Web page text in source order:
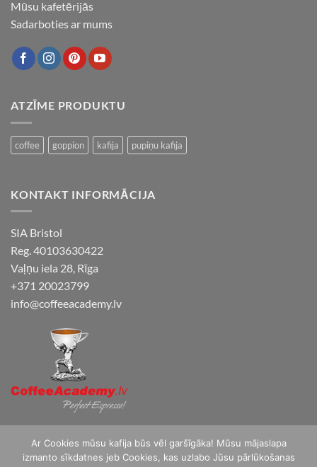
Mūsu kafetērijās
Sadarboties ar mums
ATZĪME PRODUKTU
coffee goppion kafija pupiņu kafija
KONTAKT INFORMĀCIJA
SIA Bristol
Reg. 40103630422
Vaļņu iela 28, Rīga
+371 20023799
info@coffeeacademy.lv
Ar Cookies mūsu kafija būs vēl garšīgāka! Mūsu mājaslapa
izmanto sīkdatnes jeb Cookies, kas uzlabo Jūsu pārlūkošanas